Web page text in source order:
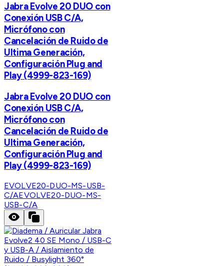
Jabra Evolve 20 DUO con
Conexión USB C/A,
Micrófono con
Cancelación de Ruido de
Ultima Generación,
Configuración Plug and
Play (4999-823-169)
Jabra Evolve 20 DUO con
Conexión USB C/A,
Micrófono con
Cancelación de Ruido de
Ultima Generación,
Configuración Plug and
Play (4999-823-169)
EVOLVE20-DUO-MS-USB-
C/AEVOLVE20-DUO-MS-
USB-C/A